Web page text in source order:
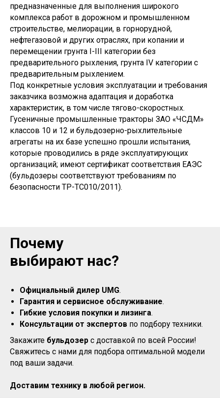
предназначенные для выполнения широкого
комплекса работ в дорожном и промышленном
строительстве, мелиорации, в горнорудной,
нефтегазовой и других отраслях, при копании и
перемещении грунта I-III категории без
предварительного рыхления, грунта IV категории с
предварительным рыхлением.
Под конкретные условия эксплуатации и требования
заказчика возможна адаптация и доработка
характеристик, в том числе тягово-скоростных.
Гусеничные промышленные тракторы ЗАО «ЧСДМ»
классов 10 и 12 и бульдозерно-рыхлительные
агрегаты на их базе успешно прошли испытания,
которые проводились в ряде эксплуатирующих
организаций; имеют сертификат соответствия ЕАЭС
(бульдозеры соответствуют требованиям по
безопасности ТР-ТС010/2011).
Почему
выбирают нас?
Официальный дилер UMG.
Гарантия и сервисное обслуживание.
Гибкие условия покупки и лизинга.
Консультации от экспертов по подбору техники.
Закажите бульдозер с доставкой по всей России!
Свяжитесь с нами для подбора оптимальной модели
под ваши задачи.
Доставим технику в любой регион.